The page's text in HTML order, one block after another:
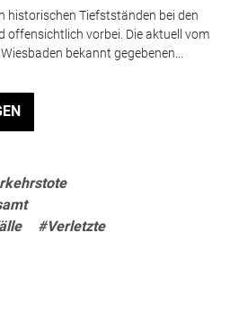
historischen Tiefstständen bei den
offensichtlich vorbei. Die aktuell vom
bekannt gegebenen...
#Verletzte